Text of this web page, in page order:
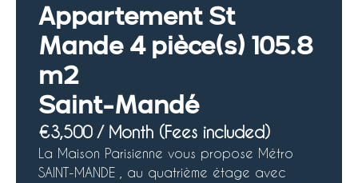
Appartement St
Mande 4 pièce(s) 105.8
m2
Saint-Mandé
€3,500 / Month (Fees included)
La Maison Parisienne vous propose Métro
SAINT-MANDE , au quatrième étage avec